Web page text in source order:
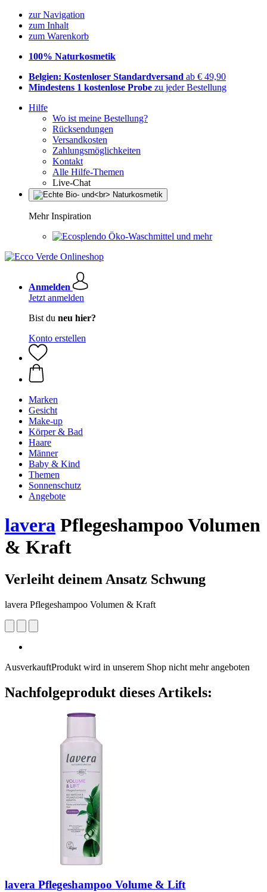
zur Navigation
zum Inhalt
zum Warenkorb
100% Naturkosmetik
Belgien: Kostenloser Standardversand ab € 49,90
Mindestens 1 kostenlose Probe zu jeder Bestellung
Hilfe
Wo ist meine Bestellung?
Rücksendungen
Versandkosten
Zahlungsmöglichkeiten
Kontakt
Alle Hilfe-Themen
Live-Chat
Mehr Inspiration
Öko-Waschmittel und mehr
Anmelden
Jetzt anmelden
Bist du neu hier?
Konto erstellen
Marken
Gesicht
Make-up
Körper & Bad
Haare
Männer
Baby & Kind
Themen
Sonnenschutz
Angebote
lavera Pflegeshampoo Volumen
& Kraft
Verleiht deinem Ansatz Schwung
lavera Pflegeshampoo Volumen & Kraft
AusverkauftProdukt wird in unserem Shop nicht mehr angeboten
Nachfolgeprodukt dieses Artikels:
lavera Pflegeshampoo Volume & Lift